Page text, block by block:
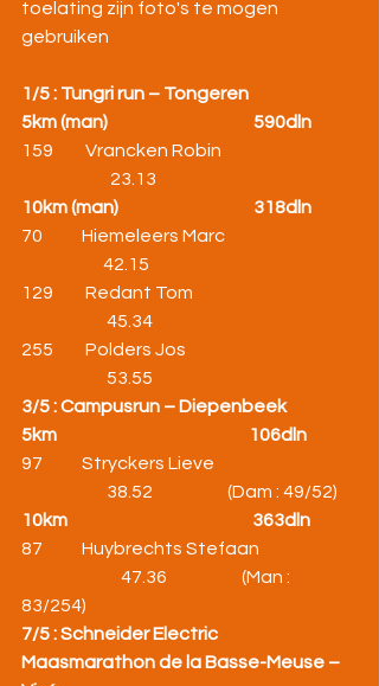
toelating zijn foto's te mogen
gebruiken
1/5 : Tungri run – Tongeren
5km (man)                                         590dln
159         Vrancken Robin
                         23.13
10km (man)                                      318dln
70           Hiemeleers Marc
                       42.15
129         Redant Tom
                        45.34
255         Polders Jos
                        53.55
3/5 : Campusrun – Diepenbeek
5km                                                      106dln
97           Stryckers Lieve
                        38.52                     (Dam : 49/52)
10km                                                    363dln
87           Huybrechts Stefaan
                            47.36                     (Man :
83/254)
7/5 : Schneider Electric
Maasmarathon de la Basse-Meuse –